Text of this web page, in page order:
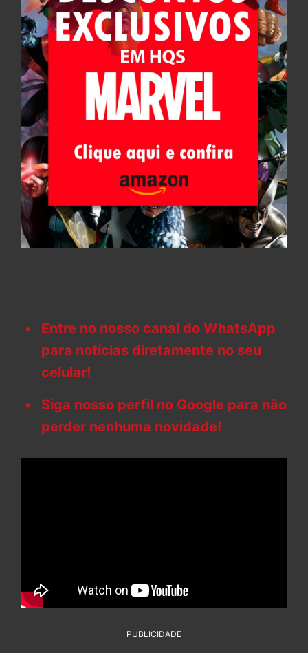
Entre no nosso canal do WhatsApp
para notícias diretamente no seu
celular!
Siga nosso perfil no Google para não
perder nenhuma novidade!
PUBLICIDADE